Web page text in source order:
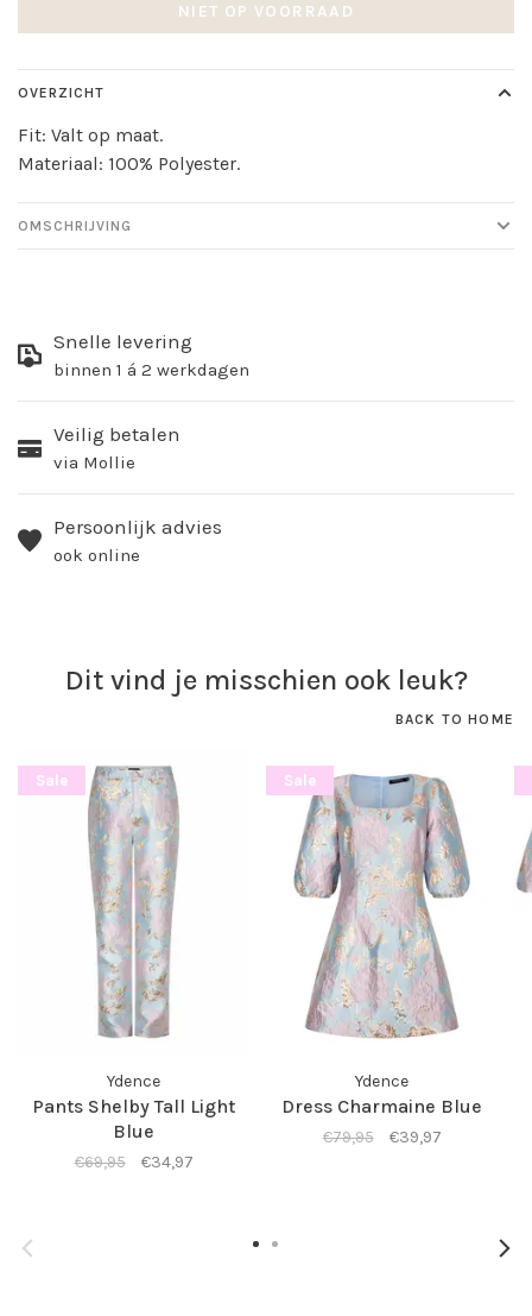
NIET OP VOORRAAD
OVERZICHT
Fit: Valt op maat.
Materiaal: 100% Polyester.
OMSCHRIJVING
Snelle levering
binnen 1 á 2 werkdagen
Veilig betalen
via Mollie
Persoonlijk advies
ook online
Dit vind je misschien ook leuk?
BACK TO HOME
Sale
Ydence
Pants Shelby Tall Light
Blue
€69,95 €34,97
Sale
Ydence
Dress Charmaine Blue
€79,95 €39,97